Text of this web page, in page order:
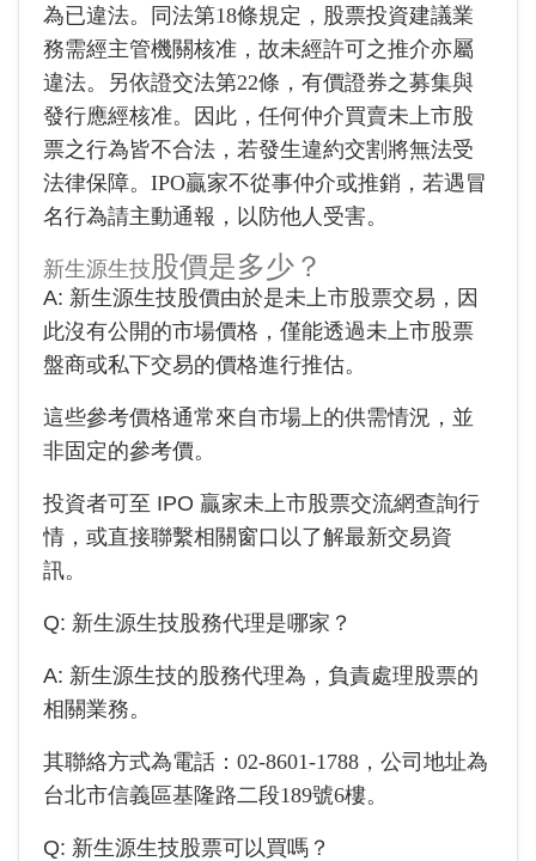
為已違法。同法第18條規定，股票投資建議業
務需經主管機關核准，故未經許可之推介亦屬
違法。另依證交法第22條，有價證券之募集與
發行應經核准。因此，任何仲介買賣未上市股
票之行為皆不合法，若發生違約交割將無法受
法律保障。IPO贏家不從事仲介或推銷，若遇冒
名行為請主動通報，以防他人受害。
新生源生技 股價是多少？
A: 新生源生技股價由於是未上市股票交易，因
此沒有公開的市場價格，僅能透過未上市股票
盤商或私下交易的價格進行推估。
這些參考價格通常來自市場上的供需情況，並
非固定的參考價。
投資者可至 IPO 贏家未上市股票交流網查詢行
情，或直接聯繫相關窗口以了解最新交易資
訊。
Q: 新生源生技股務代理是哪家？
A: 新生源生技的股務代理為 ，負責處理股票的
相關業務。
其聯絡方式為電話： 02-8601-1788 ，公司地址為
台北市信義區基隆路二段189號6樓。
Q: 新生源生技股票可以買嗎？